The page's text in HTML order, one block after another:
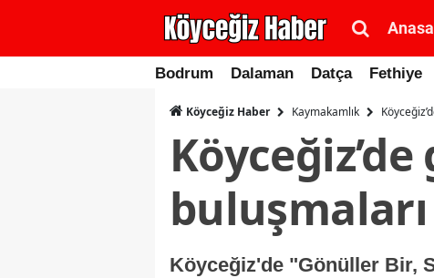
Bodrum Dalaman Datça Fethiye
Köyceğiz Haber Kaymakamlık
Köyceğiz'de "Gönüller Bir,